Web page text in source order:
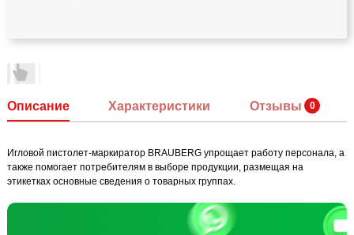
Описание Характеристики Отзывы
Игловой пистолет-маркиратор BRAUBERG упрощает работу персонала, а
также помогает потребителям в выборе продукции, размещая на
этикетках основные сведения о товарных группах.